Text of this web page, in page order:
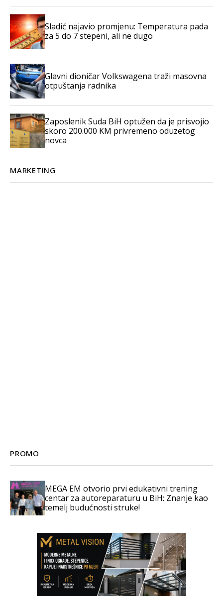
Sladić najavio promjenu: Temperatura pada
za 5 do 7 stepeni, ali ne dugo
Glavni dioničar Volkswagena traži masovna
otpuštanja radnika
Zaposlenik Suda BiH optužen da je prisvojio
skoro 200.000 KM privremeno oduzetog
novca
MARKETING
PROMO
MEGA EM otvorio prvi edukativni trening
centar za autoreparaturu u BiH: Znanje kao
temelj budućnosti struke!